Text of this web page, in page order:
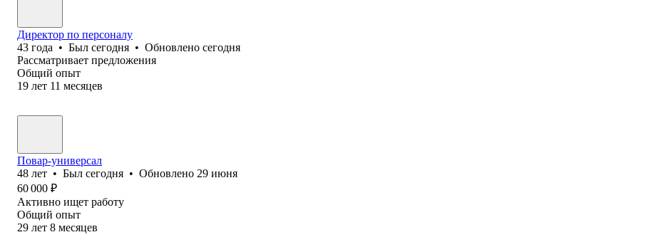
Директор по персоналу
43 года • Был сегодня • Обновлено сегодня
Рассматривает предложения
Общий опыт
19 лет 11 месяцев
Повар-универсал
48 лет • Был сегодня • Обновлено 29 июня
60 000 ₽
Активно ищет работу
Общий опыт
29 лет 8 месяцев